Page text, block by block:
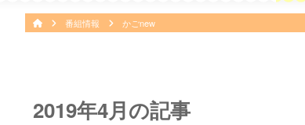
番組情報 かごnew
2019年4月の記事